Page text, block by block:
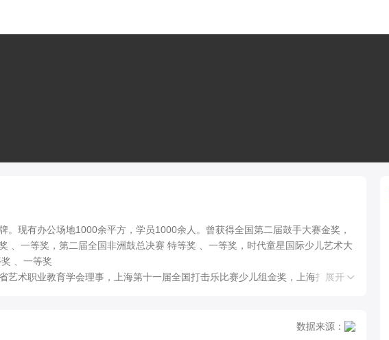
。现有办公场地1000余平方，学员1000余人。曾获得全国第二届鼓手大赛金奖，
、一等奖，第二届全国非洲鼓总决赛 特等奖 、一等奖，时代童星国际少儿艺术大
、一等奖
艺术职业教育学会理事，上海第十一届全国打击乐比赛少儿组金奖，上海打击乐协
展开
数据来源：